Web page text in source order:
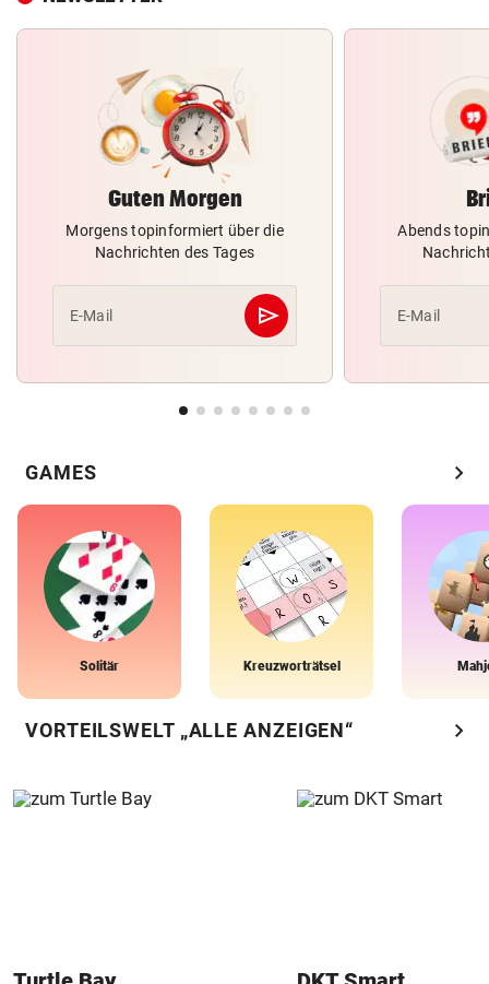
Guten Morgen
Morgens topinformiert über die
Nachrichten des Tages
E-Mail send
Abschicken
Abends
E-Mail
GAMES chevron_right
Solitär Kreuzworträtsel
VORTEILSWELT „ALLE ANZEIGEN“ chevron_right